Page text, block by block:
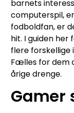
barnets
computerspil,
fodboldfan, er
hit. I guiden her
flere forskellige
Fælles for dem
årige drenge.
Gamer